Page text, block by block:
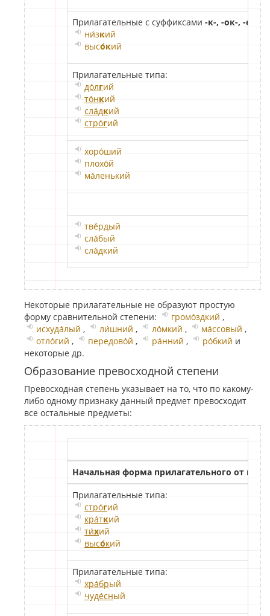
Прилагательные с суффиксами -к-, -ок-, -ек-
:
ни́зкий
высо́кий
Прилагательные типа:
до́лгий
то́нкий
сла́дкий
стро́гий
хоро́ший
плохо́й
ма́ленький
твё́рдый
сла́бый
сла́дкий
Некоторые прилагательные не образуют простую
форму сравнительной степени:
громо́здкий ,
исхуда́лый , ли́шний , ло́мкий , ма́ссовый ,
отло́гий , передово́й , ра́нний , ро́бкий и
некоторые др.
Образование превосходной степени
Превосходная степень указывает на то, что по какому-
либо одному признаку данный предмет превосходит
все остальные предметы:
Начальная форма прилагательного от
Прилагательные типа:
стро́гий
кра́ткий
ти́хий
высо́кий
Прилагательные типа:
хра́брый
чуде́сный